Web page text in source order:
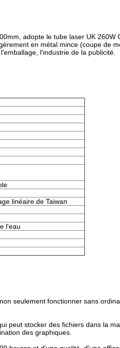
adopte le tube laser UK 260W
en métal mince (coupe de
l'industrie de la publicité.
linéaire de Taiwan
l'eau
seulement fonctionner sans
peut stocker des fichiers dans la
des graphiques.